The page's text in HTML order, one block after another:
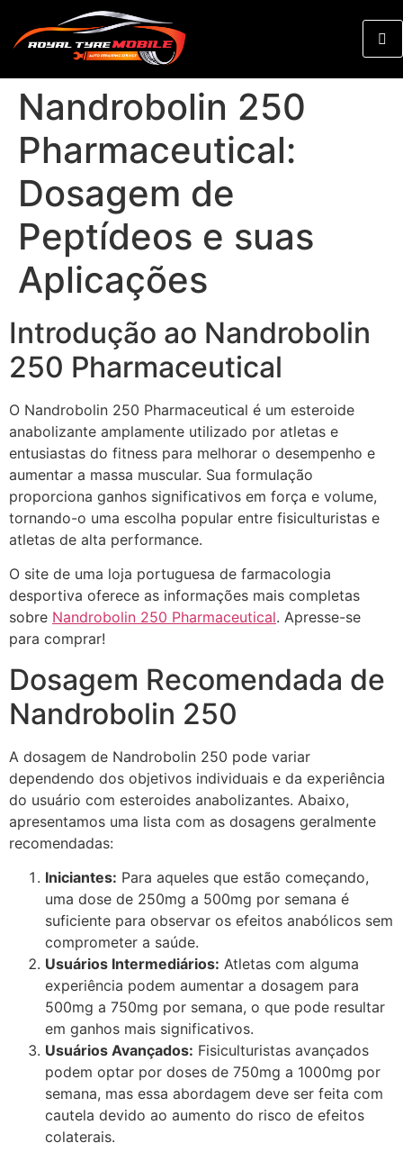
Nandrobolin 250
Pharmaceutical:
Dosagem de
Peptídeos e suas
Aplicações
Introdução ao Nandrobolin
250 Pharmaceutical
O Nandrobolin 250 Pharmaceutical é um esteroide
anabolizante amplamente utilizado por atletas e
entusiastas do fitness para melhorar o desempenho e
aumentar a massa muscular. Sua formulação
proporciona ganhos significativos em força e volume,
tornando-o uma escolha popular entre fisiculturistas e
atletas de alta performance.
O site de uma loja portuguesa de farmacologia
desportiva oferece as informações mais completas
sobre Nandrobolin 250 Pharmaceutical. Apresse-se
para comprar!
Dosagem Recomendada de
Nandrobolin 250
A dosagem de Nandrobolin 250 pode variar
dependendo dos objetivos individuais e da experiência
do usuário com esteroides anabolizantes. Abaixo,
apresentamos uma lista com as dosagens geralmente
recomendadas:
Iniciantes: Para aqueles que estão começando,
uma dose de 250mg a 500mg por semana é
suficiente para observar os efeitos anabólicos sem
comprometer a saúde.
Usuários Intermediários: Atletas com alguma
experiência podem aumentar a dosagem para
500mg a 750mg por semana, o que pode resultar
em ganhos mais significativos.
Usuários Avançados: Fisiculturistas avançados
podem optar por doses de 750mg a 1000mg por
semana, mas essa abordagem deve ser feita com
cautela devido ao aumento do risco de efeitos
colaterais.